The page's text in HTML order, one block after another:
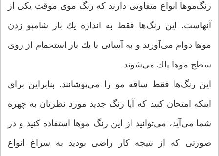
رنگ‌موها انواع متفاوتی دارند كه رنگ موی موقت یكی از
آنهاست. این رنگ‌ها فقط به اندازه یك بار شامپو زدن
موها دوام می‌آورند و به آسانی با یك بار استحمام از روی
سطح موها پاك می‌شوند.
این رنگ‌ها فقط ساقه مو را می‌پوشانند. بنابراین برای
اینكه امتحان كنید كه آیا رنگ جدید مورد نظرتان به چهره
شما می‌آید، می‌توانید از این رنگ موها استفاده كنید و در
صورتی كه از نتیجه كار راضی بودید به سراغ انواع